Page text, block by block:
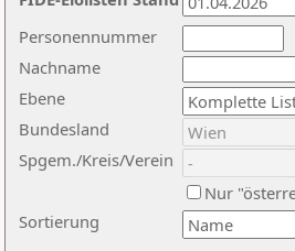
Nachname
Ebene
Sortierung
Personennummer
Bundesland
Spgem./Kreis/Verein
Nur